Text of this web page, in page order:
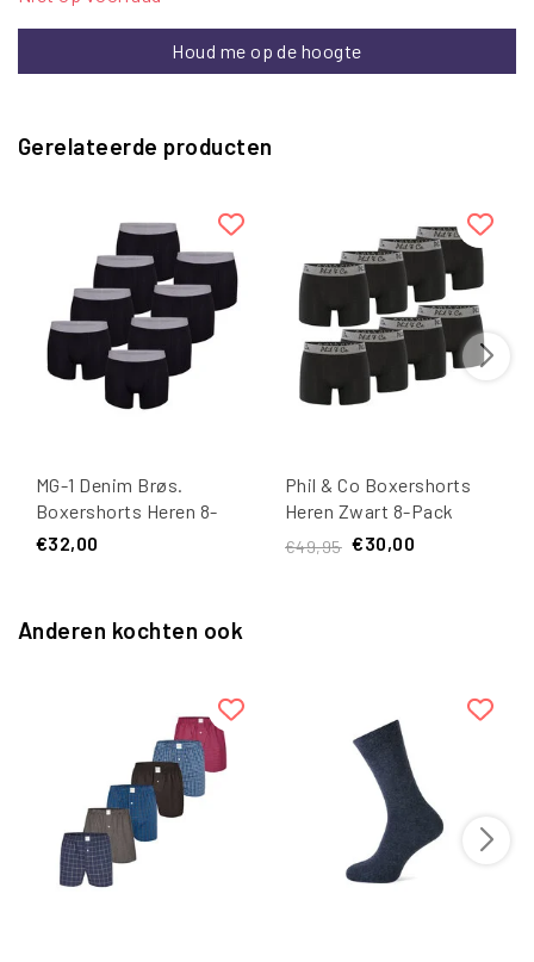
Houd me op de hoogte
Gerelateerde producten
MG-1 Denim Brøs.
Boxershorts Heren 8-
Pack Effen Zwart #10
€32,00
Phil & Co Boxershorts
Heren Zwart 8-Pack
€49,95 €30,00
Anderen kochten ook